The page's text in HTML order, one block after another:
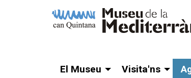
El Museu Visita'ns